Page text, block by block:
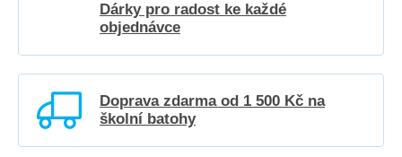
Dárky pro radost ke každé
objednávce
Doprava zdarma od 1 500 Kč na
školní batohy